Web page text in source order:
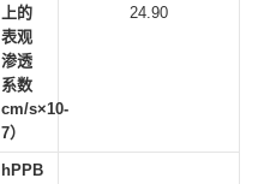
上的
表观
渗透
系数
cm/s×10-
7）
24.90
hPPB